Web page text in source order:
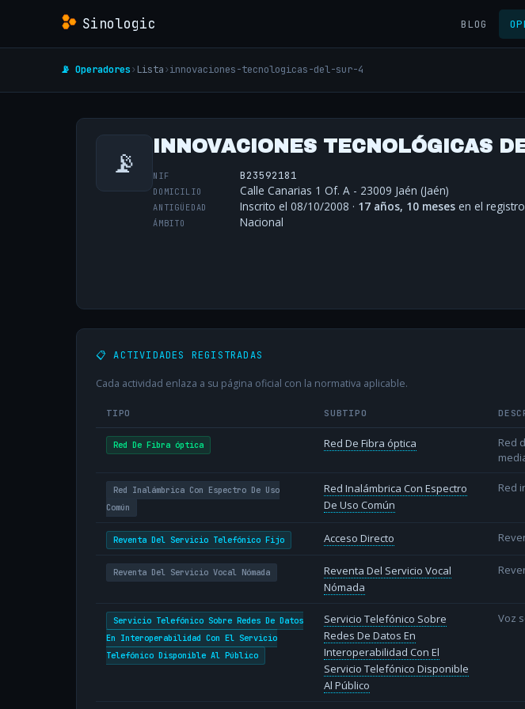
Sinologic BLOG
📡 Operadores› Lista›innovaciones-tecnologicas-del-sur-4
📡 INNOVACIONES TECNOLÓGICAS
NIF B23592181
DOMICILIO Calle Canarias 1 Of. A - 23009 Jaén (Jaén)
ANTIGÜEDAD Inscrito el 08/10/2008 · 17 años, 10 meses en el registro
ÁMBITO Nacional
📋 ACTIVIDADES REGISTRADAS
Cada actividad enlaza a su página oficial con la normativa aplicable.
TIPO SUBTIPO
Red De Fibra óptica Red De Fibra óptica
Red
Red Inalámbrica Con Espectro De Uso
Común
Red Inalámbrica Con Espectro
De Uso Común
Red
Reventa Del Servicio Telefónico Fijo Acceso Directo
Reventa Del Servicio Vocal Nómada
Reventa Del Servicio Vocal
Nómada
Servicio Telefónico Sobre Redes De Datos
En Interoperabilidad Con El Servicio
Telefónico Disponible Al Público
Servicio Telefónico Sobre
Redes De Datos En
Interoperabilidad Con El
Servicio Telefónico Disponible
Al Público
Voz